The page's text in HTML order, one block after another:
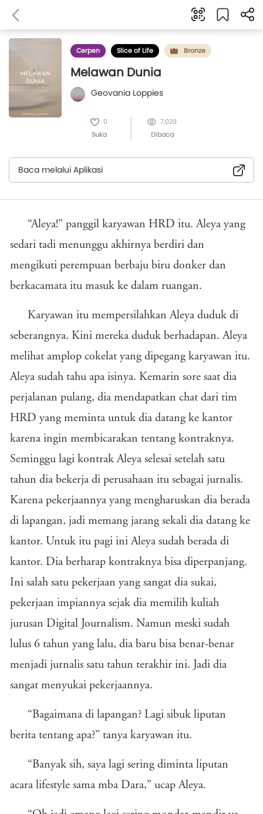
Cerpen Slice of Life Bronze
Melawan Dunia
Geovania Loppies
0
Suka
7,029
Dibaca
Baca melalui Aplikasi
“Aleya!” panggil karyawan HRD itu. Aleya yang
sedari tadi menunggu akhirnya berdiri dan
mengikuti perempuan berbaju biru donker dan
berkacamata itu masuk ke dalam ruangan.
Karyawan itu mempersilahkan Aleya duduk di
seberangnya. Kini mereka duduk berhadapan. Aleya
melihat amplop cokelat yang dipegang karyawan itu.
Aleya sudah tahu apa isinya. Kemarin sore saat dia
perjalanan pulang, dia mendapatkan chat dari tim
HRD yang meminta untuk dia datang ke kantor
karena ingin membicarakan tentang kontraknya.
Seminggu lagi kontrak Aleya selesai setelah satu
tahun dia bekerja di perusahaan itu sebagai jurnalis.
Karena pekerjaannya yang mengharuskan dia berada
di lapangan, jadi memang jarang sekali dia datang ke
kantor. Untuk itu pagi ini Aleya sudah berada di
kantor. Dia berharap kontraknya bisa diperpanjang.
Ini salah satu pekerjaan yang sangat dia sukai,
pekerjaan impiannya sejak dia memilih kuliah
jurusan Digital Journalism. Namun meski sudah
lulus 6 tahun yang lalu, dia baru bisa benar-benar
menjadi jurnalis satu tahun terakhir ini. Jadi dia
sangat menyukai pekerjaannya.
“Bagaimana di lapangan? Lagi sibuk liputan
berita tentang apa?” tanya karyawan itu.
“Banyak sih, saya lagi sering diminta liputan
acara lifestyle sama mba Dara,” ucap Aleya.